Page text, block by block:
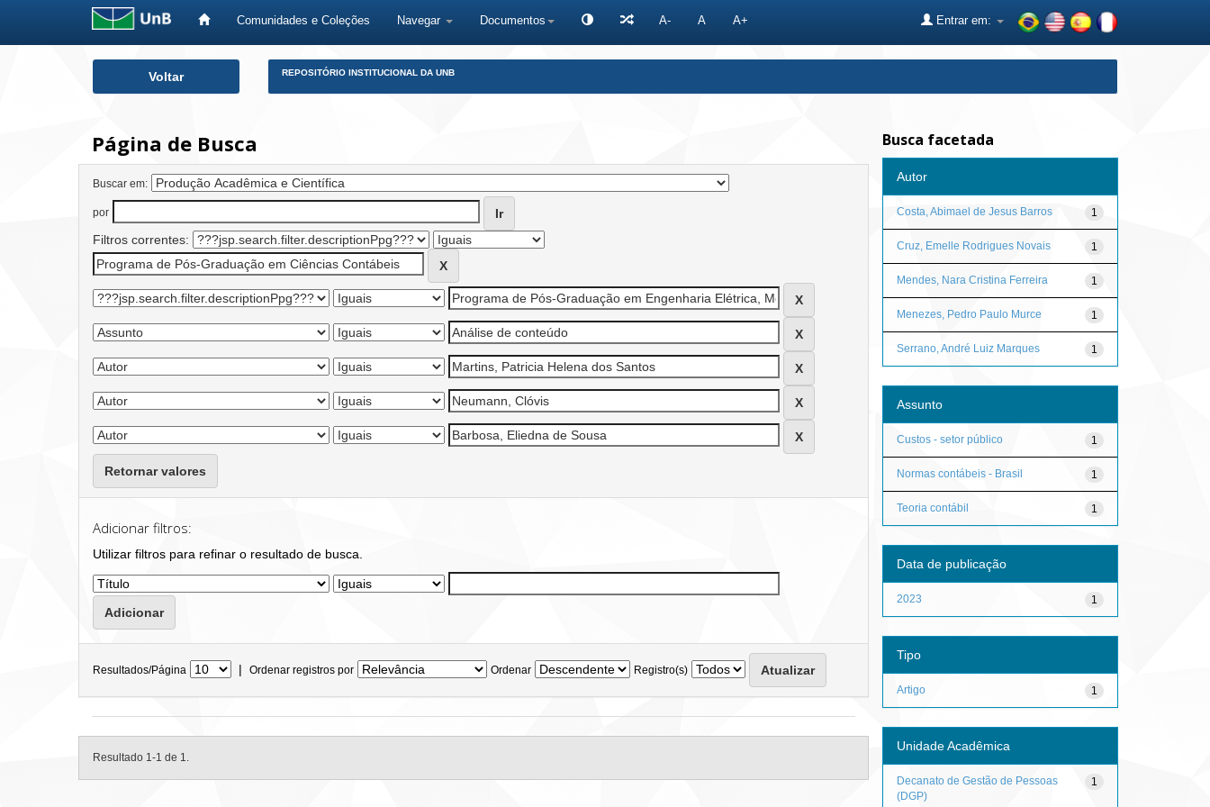
Comunidades e Coleções Navegar Documentos A- A A+ Entrar em:
Voltar REPOSITÓRIO INSTITUCIONAL DA UNB
Página de Busca
Buscar em:
por
Filtros correntes:
Retornar valores
Adicionar filtros:
Utilizar filtros para refinar o resultado de busca.
Resultados/Página | Ordenar registros por Ordenar Registro(s)
Resultado 1-1 de 1.
Busca facetada
Autor
1
Costa, Abimael de Jesus Barros
1
Cruz, Emelle Rodrigues Novais
1
Mendes, Nara Cristina Ferreira
1
Menezes, Pedro Paulo Murce
1
Serrano, André Luiz Marques
Assunto
1
Custos - setor público
1
Normas contábeis - Brasil
1
Teoria contábil
Data de publicação
1
2023
Tipo
1
Artigo
Unidade Acadêmica
1
Decanato de Gestão de Pessoas
(DGP)